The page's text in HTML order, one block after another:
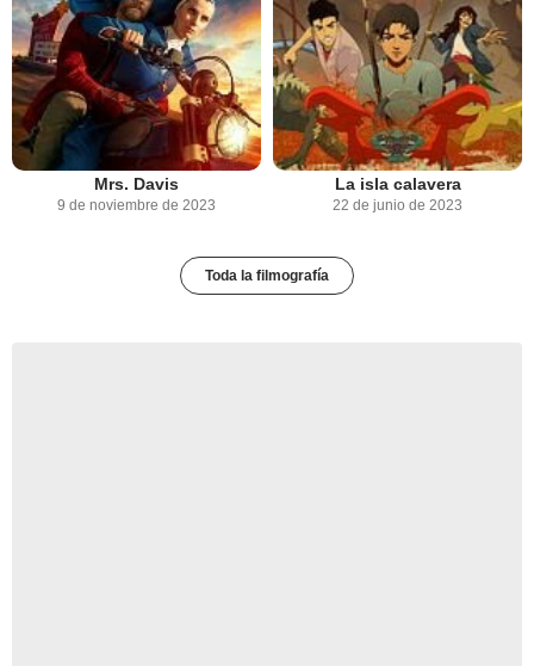
Mrs. Davis
9 de noviembre de 2023
La isla calavera
22 de junio de 2023
Toda la filmografía